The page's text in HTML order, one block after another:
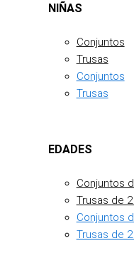
NIÑAS
Conjuntos
Trusas
Conjuntos
Trusas
EDADES
Conjuntos
Trusas de
Conjuntos
Trusas de